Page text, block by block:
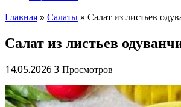
Главная » Салаты » Салат из листьев
Салат из листьев
14.05.2026 3 Просмотров